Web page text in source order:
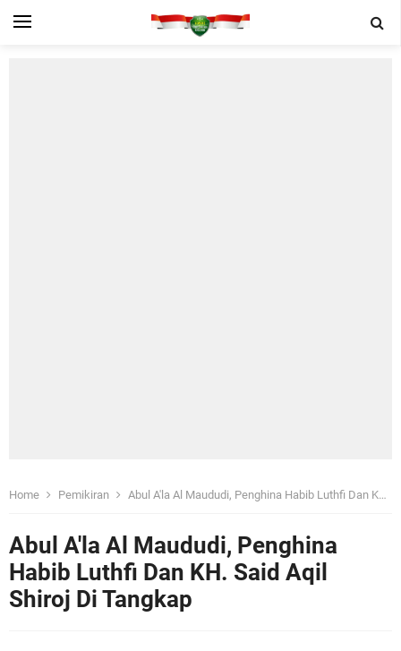
Home Pemikiran Abul A'la Al Maududi, Penghina Habib Luthfi Dan KH. Said Aqil Shiroj Di Tangkap
Abul A'la Al Maududi, Penghina
Habib Luthfi Dan KH. Said Aqil
Shiroj Di Tangkap